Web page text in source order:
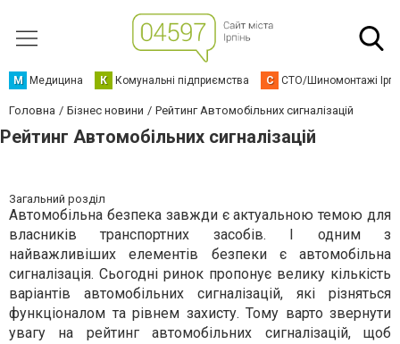
М Медицина К Комунальні підприємства С СТО/Шиномонтажі
Головна Бізнес новини Рейтинг Автомобільних сигналізацій
Рейтинг Автомобільних сигналізацій
Загальний розділ
Автомобільна безпека завжди є актуальною темою для
власників транспортних засобів. І одним з
найважливіших елементів безпеки є автомобільна
сигналізація. Сьогодні ринок пропонує велику кількість
варіантів автомобільних сигналізацій, які різняться
функціоналом та рівнем захисту. Тому варто звернути
увагу на рейтинг автомобільних сигналізацій, щоб